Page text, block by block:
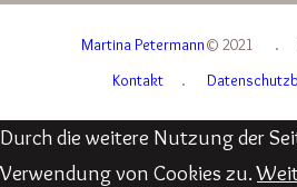
Martina Petermann© 2021 .
Kontakt
.
Durch die weitere Nutzung der
Verwendung von Cookies zu.